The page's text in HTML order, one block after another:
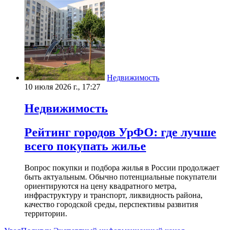
Недвижимость
10 июля 2026 г., 17:27
Недвижимость
Рейтинг городов УрФО: где лучше
всего покупать жилье
Вопрос покупки и подбора жилья в России продолжает
быть актуальным. Обычно потенциальные покупатели
ориентируются на цену квадратного метра,
инфраструктуру и транспорт, ликвидность района,
качество городской среды, перспективы развития
территории.